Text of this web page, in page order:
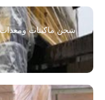
شحن ماكينات ومعدات